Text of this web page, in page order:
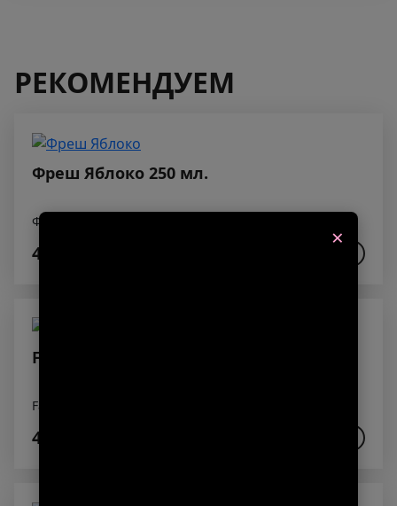
РЕКОМЕНДУЕМ
Фреш Яблоко 250 мл.
Фреш Яблоко
450₽
Fanta 250 мл.
Fanta
420₽
×